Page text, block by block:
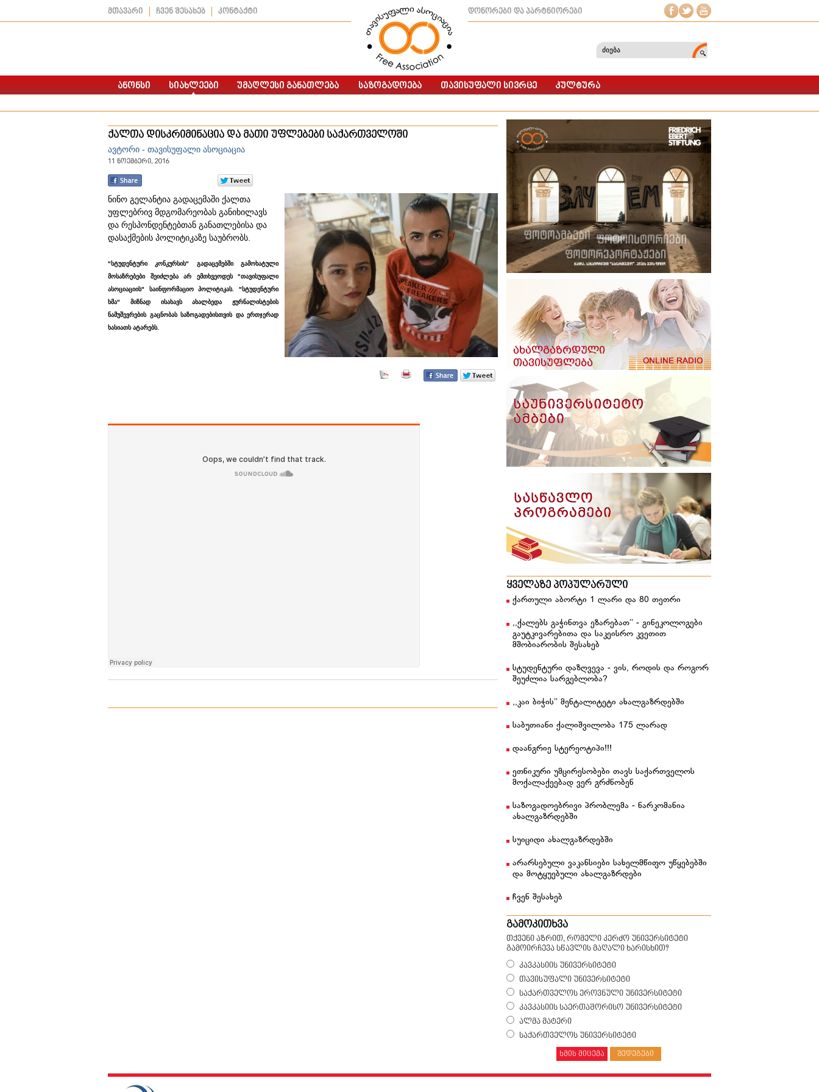
მთავარი ჩვენ შესახებ კონტაქტი დონორები და პარტნიორები
ქალთა დისკრიმინაცია და მათი უფლებები საქართველოში
ავტორი - თავისუფალი ასოციაცია
11 ნოემბერი, 2016
ნინო გელანტია გადაცემაში ქალთა
უფლებრივ მდგომარეობას განიხილავს
და რესპონდენტებთან განათლებისა და
დასაქმების პოლიტიკაზე საუბრობს.
"სტუდენტური კონკურსის" გადაცემებში გამოხატული
მოსაზრებები შეიძლება არ ემთხვეოდეს "თავისუფალი
ასოციაციის" საინფორმაციო პოლიტიკას. "სტუდენტური
ხმა" მიზნად ისახავს ახალბედა ჟურნალისტების
ნამუშევრების გაცნობას საზოგადებისთვის და ერთჯერად
ხასიათს ატარებს.
ყველაზე პოპულარული
ქართული აბორტი 1 ლარი და 80 თეთრი
,,ქალებს გაჭინთვა ეზარებათ’’ - გინეკოლოგები
გაუტკივარებითა და საკეისრო კვეთით
მშობიარობის შესახებ
სტუდენტური დაზღვევა - ვის, როდის და როგორ
შეუძლია სარგებლობა?
,,კაი ბიჭის’’ მენტალიტეტი ახალგაზრდებში
საბუთიანი ქალიშვილობა 175 ლარად
დაანგრიე სტერეოტიპი!!!
ეთნიკური უმცირესობები თავს საქართველოს
მოქალაქეებად ვერ გრძნობენ
საზოგადოებრივი პრობლემა - ნარკომანია
ახალგაზრდებში
სუიციდი ახალგაზრდებში
არარსებული ვაკანსიები სახელმწიფო უწყებებში
და მოტყუებული ახალგაზრდები
ჩვენ შესახებ
გამოკითხვა
თქვენი აზრით, რომელი კერძო უნივერსიტეტი
გამოირჩევა სწავლის მაღალი ხარისხით?
კავკასიის უნივერსიტეტი
თავისუფალი უნივერსიტეტი
საქართველოს ეროვნული უნივერსიტეტი
კავკასიის საერთაშორისო უნივერსიტეტი
ალმა მატერი
საქართველოს უნივერსიტეტი